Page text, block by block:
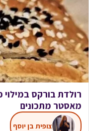
רולדת בורקס במילוי
מאסטר מתכונים
צופית בן יוסף